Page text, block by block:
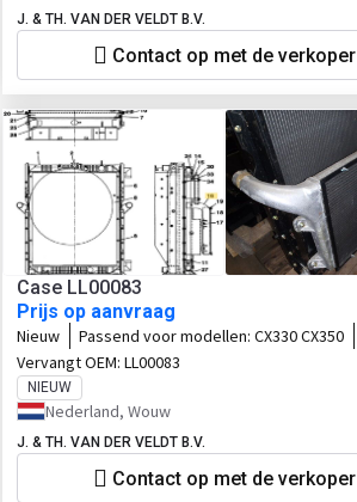
J. & TH. VAN DER VELDT B.V.
Contact op met de verkoper
Case LL00083
Prijs op aanvraag
Nieuw Passend voor modellen: CX330 CX350
Vervangt OEM: LL00083
NIEUW
Nederland, Wouw
J. & TH. VAN DER VELDT B.V.
Contact op met de verkoper